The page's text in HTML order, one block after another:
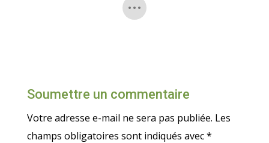
Soumettre un commentaire
Votre adresse e-mail ne sera pas publiée. Les
champs obligatoires sont indiqués avec*